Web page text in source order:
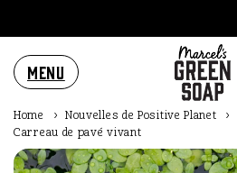
au
contenu
Menu
Home › Nouvelles de Positive Planet ›
Carreau de pavé vivant